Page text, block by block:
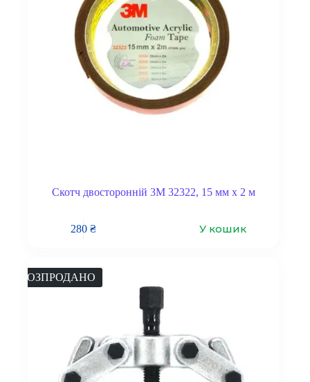
Скотч двосторонній 3M 32322, 15 мм x 2 м
280₴ У кошик
РОЗПРОДАНО